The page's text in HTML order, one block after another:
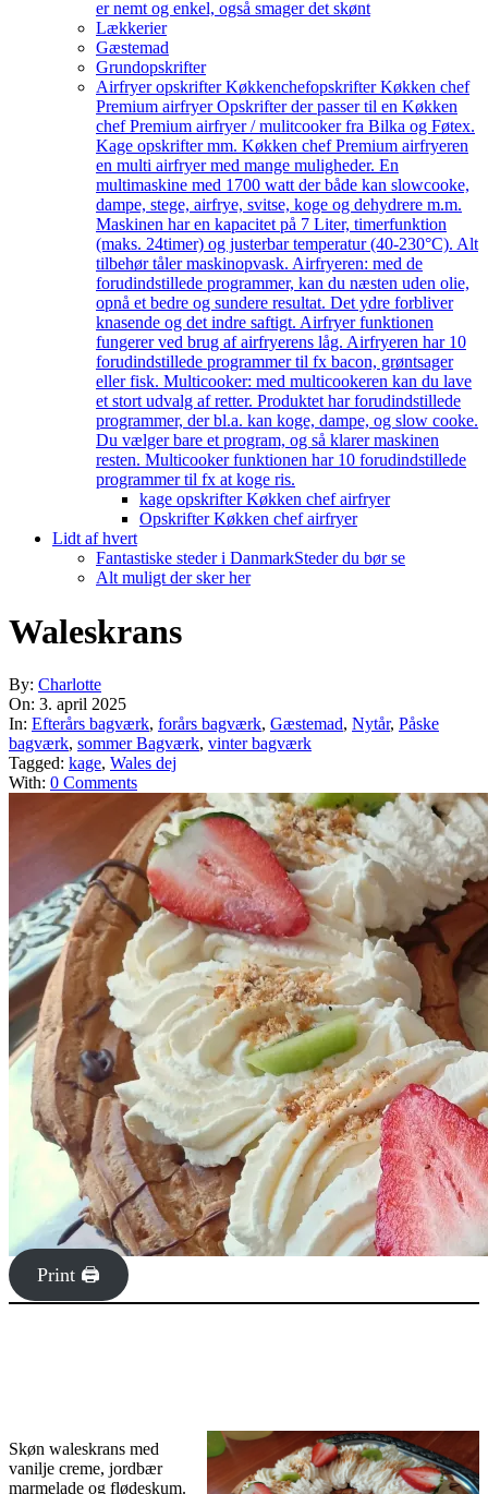
er nemt og enkel, også smager det skønt
Lækkerier
Gæstemad
Grundopskrifter
Airfryer opskrifter Køkkenchefopskrifter Køkken chef
Premium airfryer Opskrifter der passer til en Køkken
chef Premium airfryer / mulitcooker fra Bilka og Føtex.
Kage opskrifter mm. Køkken chef Premium airfryeren
en multi airfryer med mange muligheder. En
multimaskine med 1700 watt der både kan slowcooke,
dampe, stege, airfrye, svitse, koge og dehydrere m.m.
Maskinen har en kapacitet på 7 Liter, timerfunktion
(maks. 24timer) og justerbar temperatur (40-230°C). Alt
tilbehør tåler maskinopvask. Airfryeren: med de
forudindstillede programmer, kan du næsten uden olie,
opnå et bedre og sundere resultat. Det ydre forbliver
knasende og det indre saftigt. Airfryer funktionen
fungerer ved brug af airfryerens låg. Airfryeren har 10
forudindstillede programmer til fx bacon, grøntsager
eller fisk. Multicooker: med multicookeren kan du lave
et stort udvalg af retter. Produktet har forudindstillede
programmer, der bl.a. kan koge, dampe, og slow cooke.
Du vælger bare et program, og så klarer maskinen
resten. Multicooker funktionen har 10 forudindstillede
programmer til fx at koge ris.
kage opskrifter Køkken chef airfryer
Opskrifter Køkken chef airfryer
Lidt af hvert
Fantastiske steder i DanmarkSteder du bør se
Alt muligt der sker her
Waleskrans
By: Charlotte
On: 3. april 2025
In: Efterårs bagværk, forårs bagværk, Gæstemad, Nytår, Påske
bagværk, sommer Bagværk, vinter bagværk
Tagged: kage, Wales dej
With: 0 Comments
Print 🖨
Skøn waleskrans med
vanilje creme, jordbær
marmelade og flødeskum.